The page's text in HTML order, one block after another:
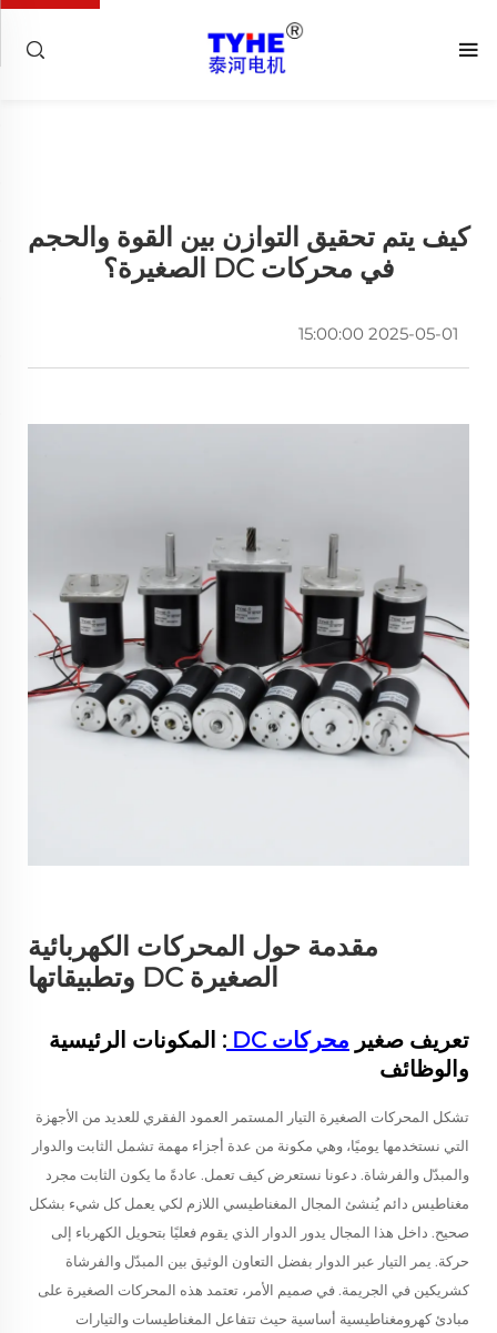
كيف يتم تحقيق التوازن بين القوة والحجم
في محركات DC الصغيرة؟
2025-05-01 15:00:00
مقدمة حول المحركات الكهربائية
الصغيرة DC وتطبيقاتها
تعريف صغير محركات DC
: المكونات الرئيسية
والوظائف
تشكل المحركات الصغيرة التيار المستمر العمود الفقري للعديد من الأجهزة
التي نستخدمها يوميًا، وهي مكونة من عدة أجزاء مهمة تشمل الثابت والدوار
والمبدّل والفرشاة. دعونا نستعرض كيف تعمل. عادةً ما يكون الثابت مجرد
مغناطيس دائم يُنشئ المجال المغناطيسي اللازم لكي يعمل كل شيء بشكل
صحيح. داخل هذا المجال يدور الدوار الذي يقوم فعليًا بتحويل الكهرباء إلى
حركة. يمر التيار عبر الدوار بفضل التعاون الوثيق بين المبدّل والفرشاة
كشريكين في الجريمة. في صميم الأمر، تعتمد هذه المحركات الصغيرة على
مبادئ كهرومغناطيسية أساسية حيث تتفاعل المغناطيسات والتيارات